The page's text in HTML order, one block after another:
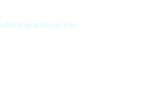
info@artguardsecurity.eu